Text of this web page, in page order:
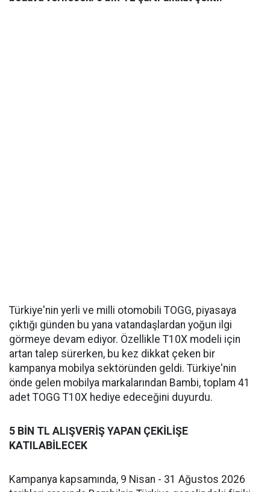
Türkiye'nin yerli ve milli otomobili TOGG, piyasaya
çıktığı günden bu yana vatandaşlardan yoğun ilgi
görmeye devam ediyor. Özellikle T10X modeli için
artan talep sürerken, bu kez dikkat çeken bir
kampanya mobilya sektöründen geldi. Türkiye'nin
önde gelen mobilya markalarından Bambi, toplam 41
adet TOGG T10X hediye edeceğini duyurdu.
5 BİN TL ALIŞVERİŞ YAPAN ÇEKİLİŞE
KATILABİLECEK
Kampanya kapsamında, 9 Nisan - 31 Ağustos 2026